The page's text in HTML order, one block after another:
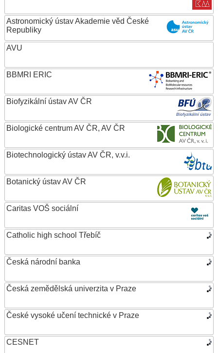
Astronomický ústav Akademie věd České
Republiky
AVU
BBMRI ERIC
Biofyzikální ústav AV ČR
Biologické centrum AV ČR, AV ČR
Biotechnologický ústav AV ČR, v.v.i.
Botanický ústav AV ČR
Caritas VOŠ sociální
Catholic high school Třebíč
Česká národní banka
Česká zemědělská univerzita v Praze
České vysoké učení technické v Praze
CESNET